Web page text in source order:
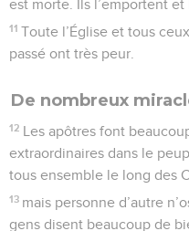
est morte. Ils l’emportent et
11 Toute l’Église et tous
passé ont très peur.
De nombreux
12 Les apôtres font
extraordinaires dans le
tous ensemble le long des
13 mais personne d’autre
gens disent beaucoup de